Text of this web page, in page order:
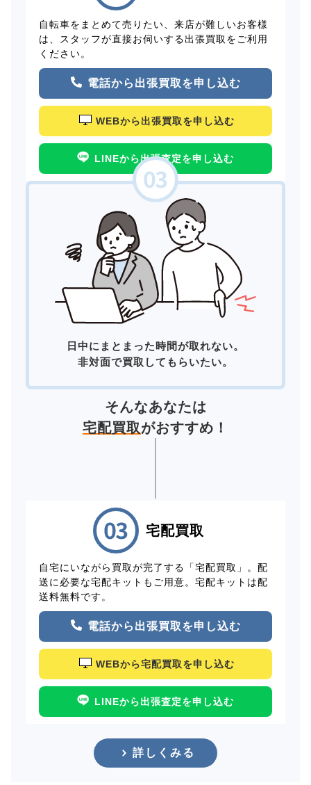
自転車をまとめて売りたい、来店が難しいお客様
は、スタッフが直接お伺いする出張買取をご利用
ください。
電話から出張買取を申し込む
WEBから出張買取を申し込む
LINEから出張査定を申し込む
日中にまとまった時間が取れない。
非対面で買取してもらいたい。
そんなあなたは
宅配買取がおすすめ！
宅配買取
自宅にいながら買取が完了する「宅配買取」。配
送に必要な宅配キットもご用意。宅配キットは配
送料無料です。
電話から出張買取を申し込む
WEBから宅配買取を申し込む
LINEから出張査定を申し込む
詳しくみる